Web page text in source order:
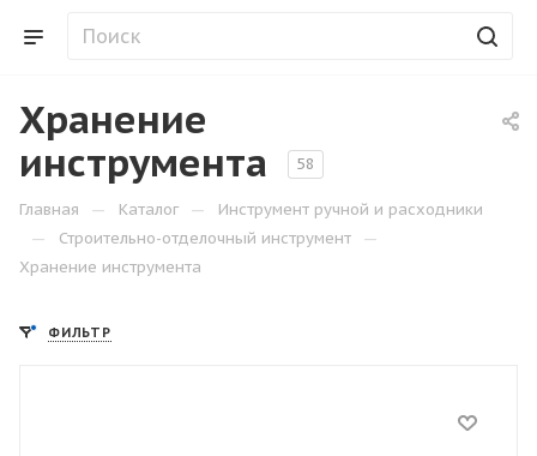
Хранение
инструмента
58
Главная — Каталог — Инструмент ручной и расходники
— Строительно-отделочный инструмент —
Хранение инструмента
ФИЛЬТР